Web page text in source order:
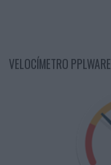
VELOCÍMETRO PPLWARE